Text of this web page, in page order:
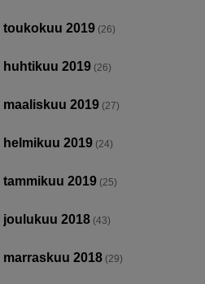
toukokuu 2019 (26)
huhtikuu 2019 (26)
maaliskuu 2019 (27)
helmikuu 2019 (24)
tammikuu 2019 (25)
joulukuu 2018 (43)
marraskuu 2018 (29)